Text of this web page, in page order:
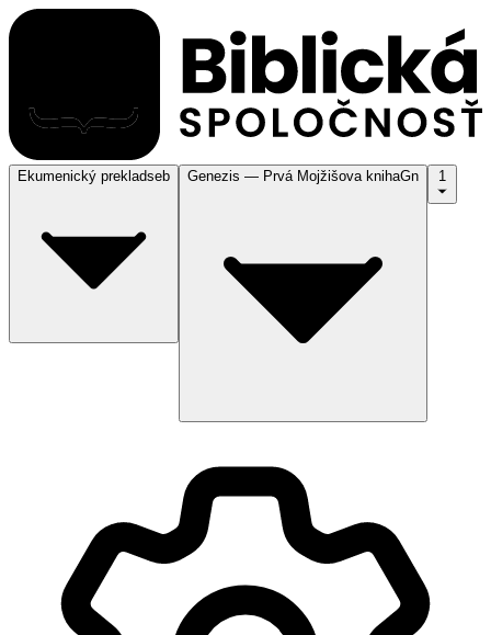
Ekumenický prekladseb Genezis — Prvá Mojžišova knihaGn